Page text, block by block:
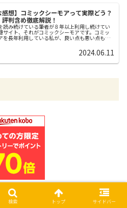
感想】コミックシーモアって実際どう？
判含め徹底解説！
読み続けている筆者が８年以上利用し続けてい
サイト、それがコミックシーモアです。コミッ
を長年利用している私が、良い点も悪い点も正
クシーモアがどんなサービスなのかも含めて紹
2024.06.11
検索 トップ サイドバー